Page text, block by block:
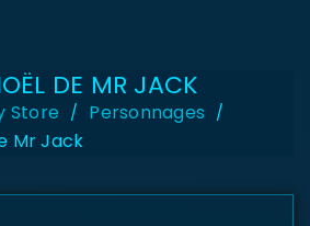
DE MR JACK
Store / Personnages /
Mr Jack